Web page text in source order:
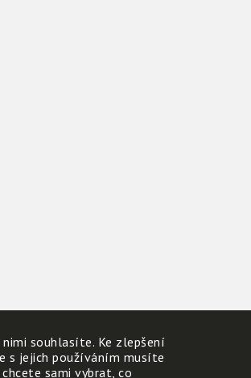
souhlasíte. Ke zlepšení
s jejich používáním musíte
sami vybrat, co